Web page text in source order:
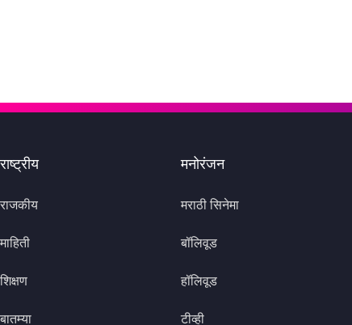
राष्ट्रीय
राजकीय
माहिती
शिक्षण
बातम्या
मनोरंजन
मराठी सिनेमा
बॉलिवूड
हॉलिवूड
टीव्ही